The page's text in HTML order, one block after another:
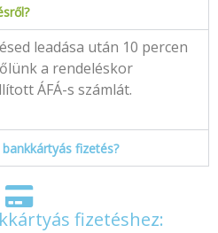
leadása után 10 percen
a rendeléskor
ÁFÁ-s számlát.
fizetés?
fizetéshez: